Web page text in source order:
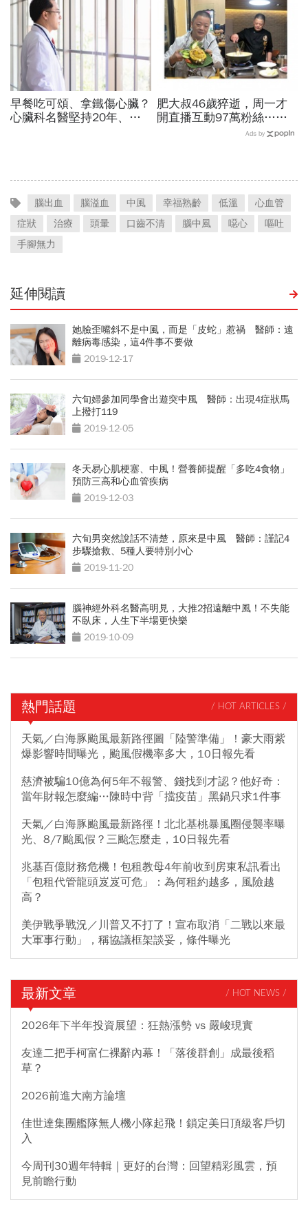
湯」
早餐吃可頌、拿鐵傷心臟？
心臟科名醫堅持20年、早
肥大叔46歲猝逝，周一才
開直播互動97萬粉絲…常
連續工作17小時，死因和
Ads by
腦出血 腦溢血 中風 幸福熟齡 低溫
心血管
症狀
治療 頭暈 口齒不清 腦中風 噁心
嘔吐
手腳無力
延伸閱讀
她臉歪嘴斜不是中風，而是「皮蛇」惹禍 醫師：遠
離病毒感染，這4件事不要做
2019-12-17
六旬婦參加同學會出遊突中風 醫師：出現4症狀馬
上撥打119
2019-12-05
冬天易心肌梗塞、中風！營養師提醒「多吃4食物」
預防三高和心血管疾病
2019-12-03
六旬男突然說話不清楚，原來是中風 醫師：謹記4
步驟搶救、5種人要特別小心
2019-11-20
腦神經外科名醫高明見，大推2招遠離中風！不失能
不臥床，人生下半場更快樂
2019-10-09
熱門話題 / HOT ARTICLES /
天氣／白海豚颱風最新路徑圖「陸警準備」！豪大雨紫
爆影響時間曝光，颱風假機率多大，10日報先看
慈濟被騙10億為何5年不報警、錢找到才認？他好奇：
當年財報怎麼編…陳時中背「擋疫苗」黑鍋只求1件事
天氣／白海豚颱風最新路徑！北北基桃暴風圈侵襲率曝
光、8/7颱風假？三颱怎麼走，10日報先看
兆基百億財務危機！包租教母4年前收到房東私訊看出
「包租代管龍頭岌岌可危」：為何租約越多，風險越
高？
美伊戰爭戰況／川普又不打了！宣布取消「二戰以來最
大軍事行動」，稱協議框架談妥，條件曝光
最新文章 / HOT NEWS /
2026年下半年投資展望：狂熱漲勢 vs 嚴峻現實
友達二把手柯富仁裸辭內幕！「落後群創」成最後稻
草？
2026前進大南方論壇
佳世達集團艦隊無人機小隊起飛！鎖定美日頂級客戶切
入
今周刊30週年特輯｜更好的台灣：回望精彩風雲，預
見前瞻行動